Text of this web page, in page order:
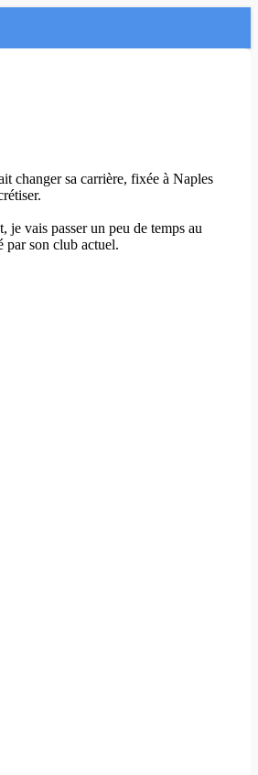
changer sa carrière, fixée à Naples
je vais passer un peu de temps au
par son club actuel.